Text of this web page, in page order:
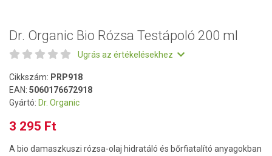
Dr. Organic Bio Rózsa Testápoló 200 ml
Ugrás az értékelésekhez
Cikkszám: PRP918
EAN: 5060176672918
Gyártó: Dr. Organic
3 295 Ft
A bio damaszkuszi rózsa-olaj hidratáló és bőrfiatalító anyagokban